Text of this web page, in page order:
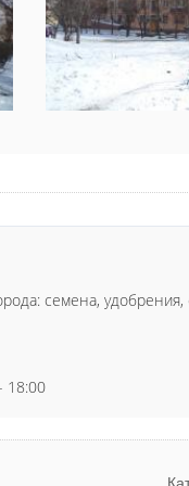
семена,
18:00